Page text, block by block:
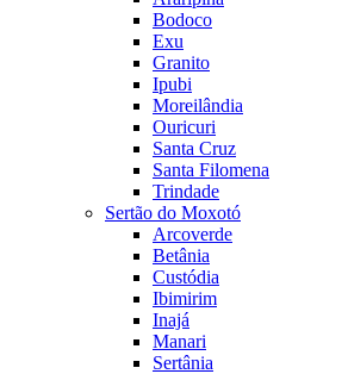
Bodoco
Exu
Granito
Ipubi
Moreilândia
Ouricuri
Santa Cruz
Santa Filomena
Trindade
Sertão do Moxotó
Arcoverde
Betânia
Custódia
Ibimirim
Inajá
Manari
Sertânia